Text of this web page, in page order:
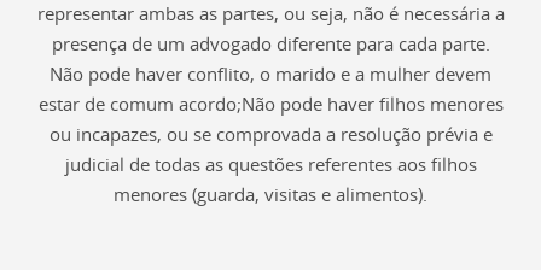
representar ambas as partes, ou seja, não é necessária a
presença de um advogado diferente para cada parte.
Não pode haver conflito, o marido e a mulher devem
estar de comum acordo;Não pode haver filhos menores
ou incapazes, ou se comprovada a resolução prévia e
judicial de todas as questões referentes aos filhos
menores (guarda, visitas e alimentos).